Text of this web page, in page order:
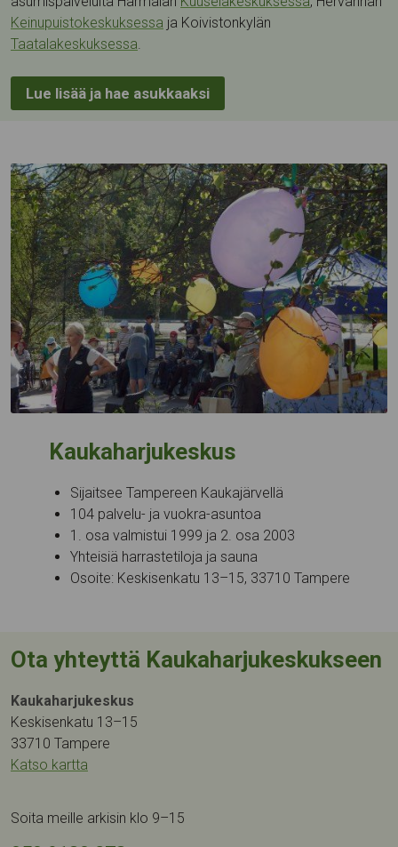
Keinupuistokeskuksessa ja Koivistonkylän
Taatalakeskuksessa.
Lue lisää ja hae asukkaaksi
Kaukaharjukeskus
Sijaitsee Tampereen Kaukajärvellä
104 palvelu- ja vuokra-asuntoa
1. osa valmistui 1999 ja 2. osa 2003
Yhteisiä harrastetiloja ja sauna
Osoite: Keskisenkatu 13–15, 33710 Tampere
Ota yhteyttä Kaukaharjukeskukseen
Kaukaharjukeskus
Keskisenkatu 13–15
33710 Tampere
Katso kartta
Soita meille arkisin klo 9–15